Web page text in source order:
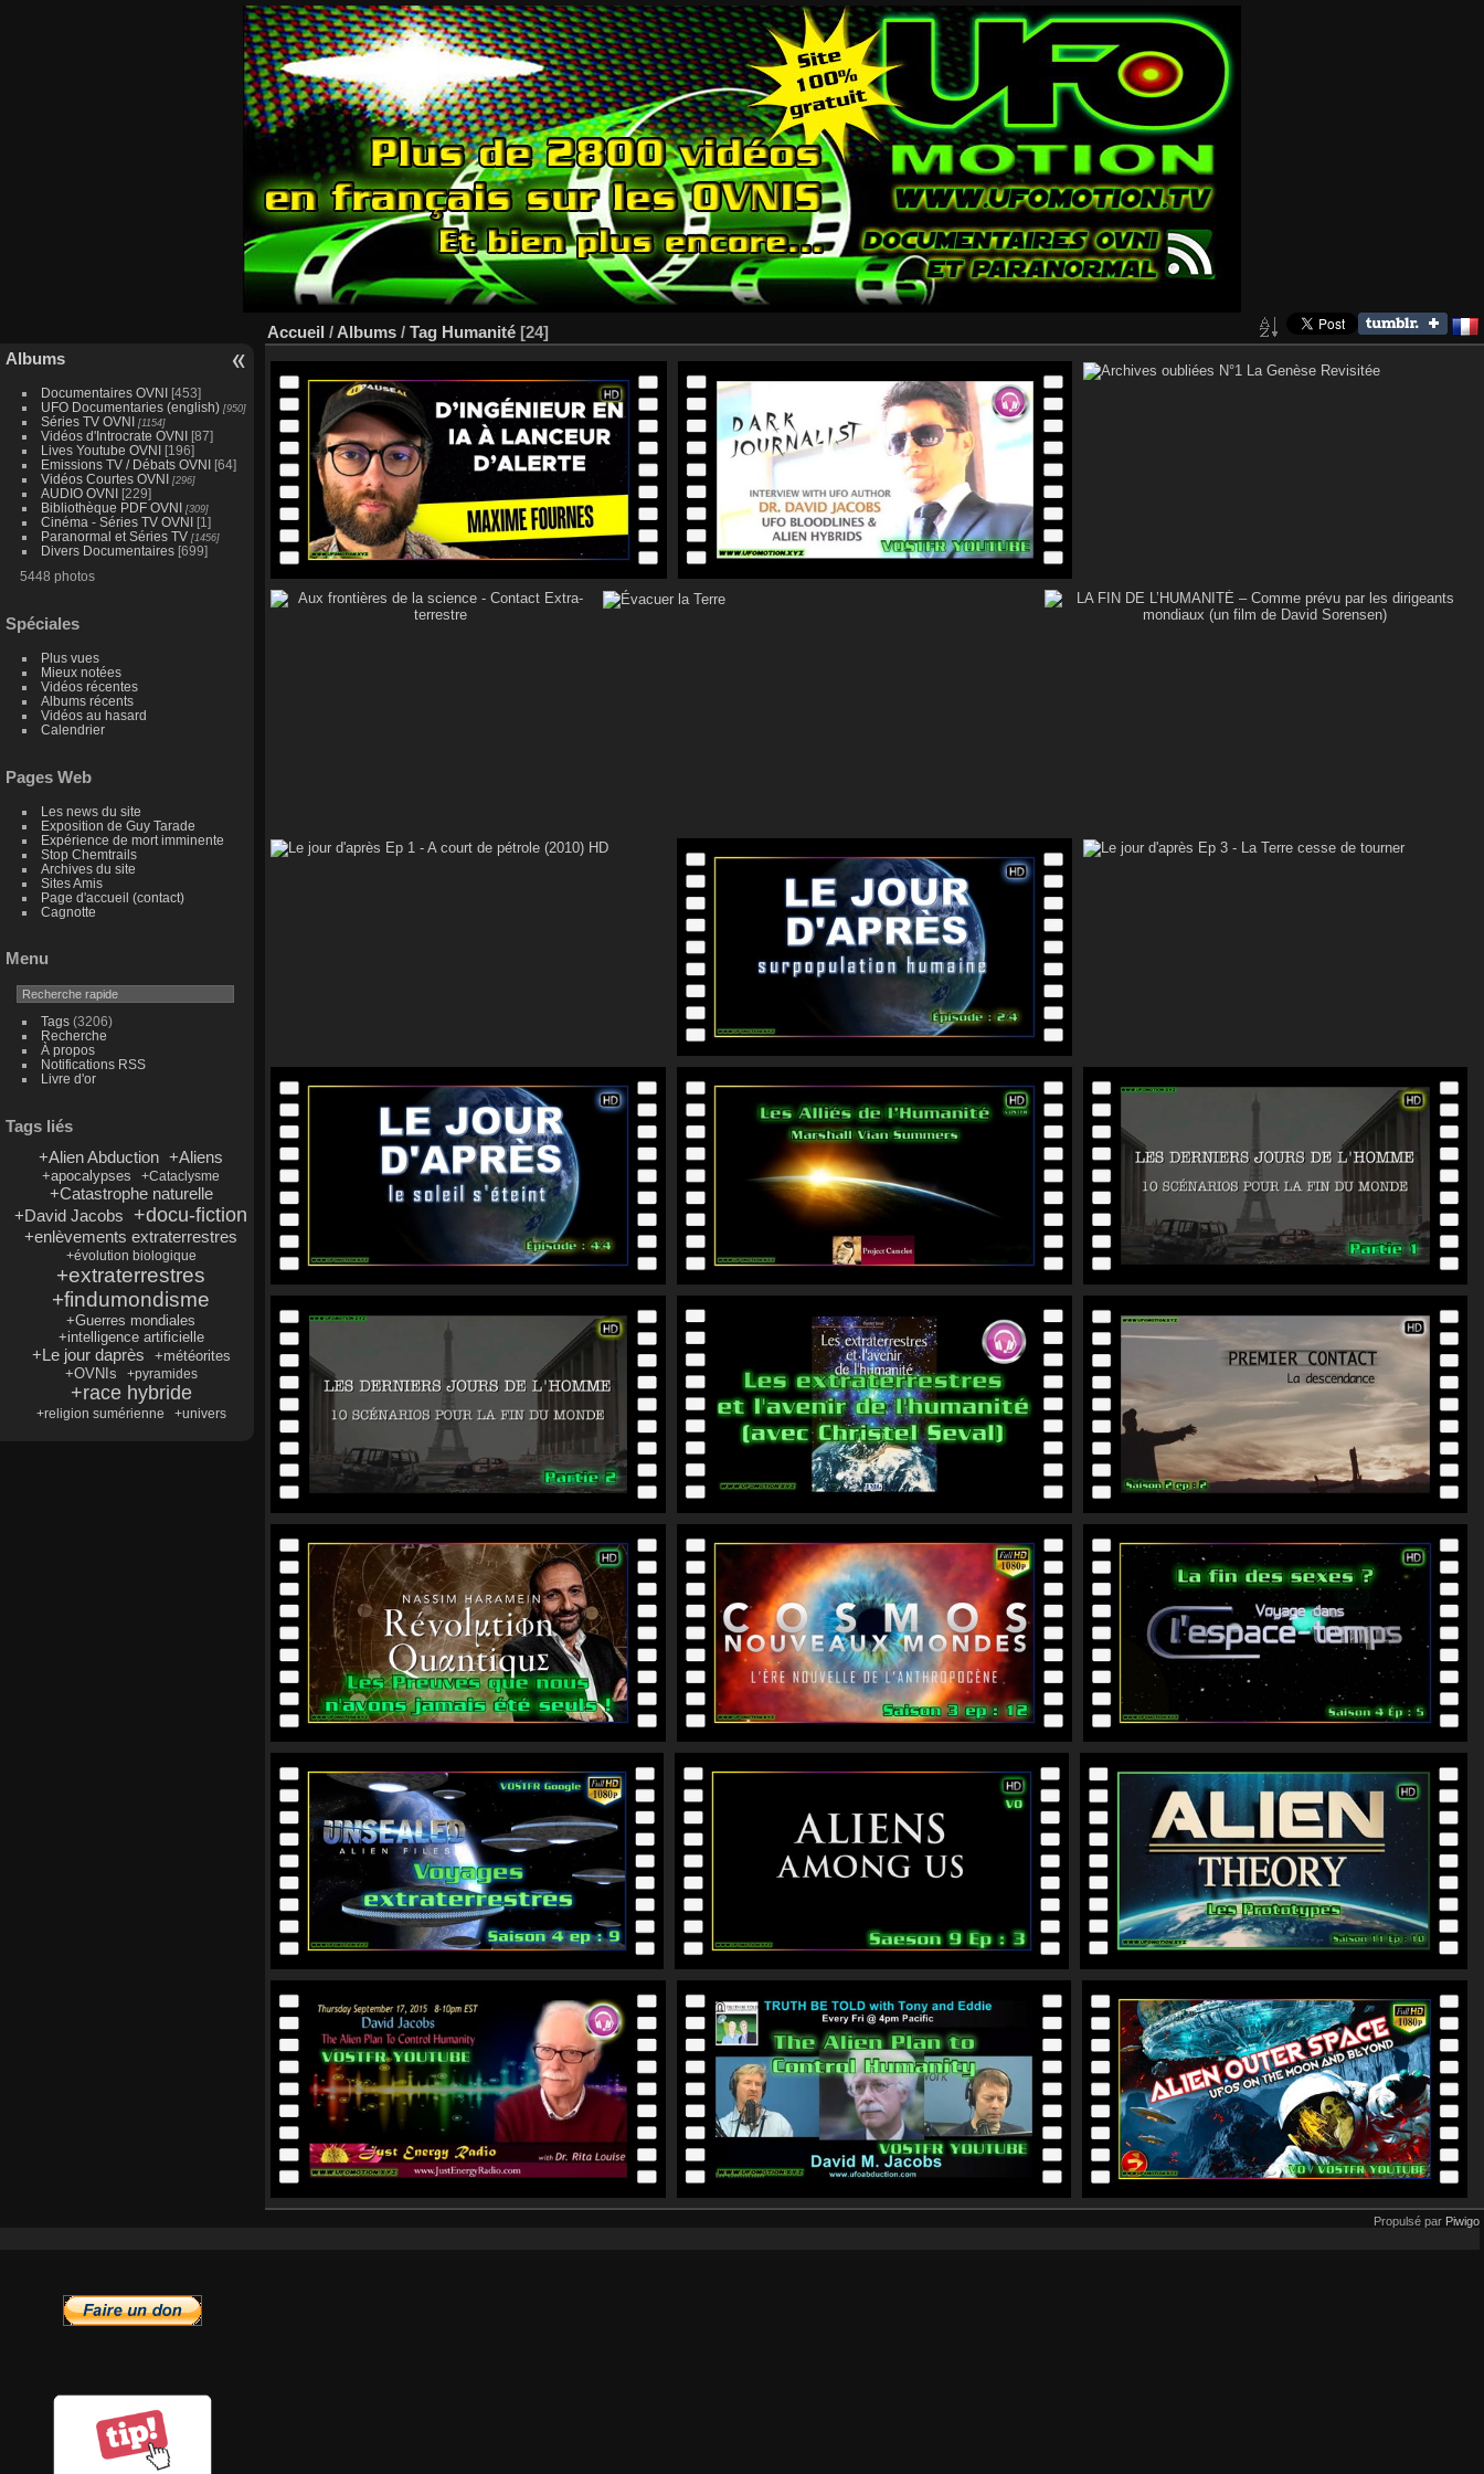
Albums
Documentaires OVNI [453]
UFO Documentaries (english) [950]
Séries TV OVNI [1154]
Vidéos d'Introcrate OVNI [87]
Lives Youtube OVNI [196]
Emissions TV / Débats OVNI [64]
Vidéos Courtes OVNI [296]
AUDIO OVNI [229]
Bibliothèque PDF OVNI [309]
Cinéma - Séries TV OVNI [1]
Paranormal et Séries TV [1456]
Divers Documentaires [699]
5448 photos
Spéciales
Plus vues
Mieux notées
Vidéos récentes
Albums récents
Vidéos au hasard
Calendrier
Pages Web
Les news du site
Exposition de Guy Tarade
Expérience de mort imminente
Stop Chemtrails
Archives du site
Sites Amis
Page d'accueil (contact)
Cagnotte
Menu
Tags(3206)
Recherche
À propos
Notifications RSS
Livre d'or
Tags liés
+Alien Abduction +Aliens
+apocalypses +Cataclysme
+Catastrophe naturelle
+David Jacobs
+docu-fiction
+enlèvements extraterrestres
+évolution biologique
+extraterrestres
+findumondisme
+Guerres mondiales
+intelligence artificielle
+Le jour daprès
+météorites
+OVNIs
+pyramides
+race hybride
+religion sumérienne +univers
Accueil / Albums / Tag Humanité [24]
Propulsé par Piwigo